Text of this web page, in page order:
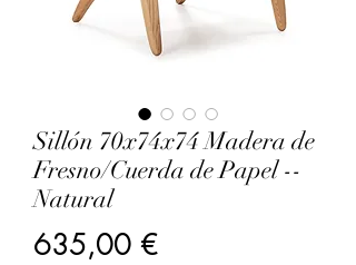
Sillón 70x74x74 Madera de
Fresno/Cuerda de Papel --
Natural
635,00 €Precio